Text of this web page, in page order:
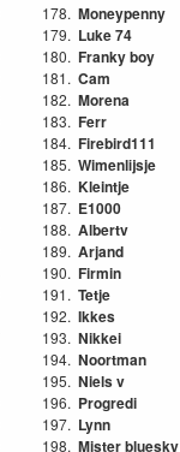
178. Moneypenny
179. Luke 74
180. Franky boy
181. Cam
182. Morena
183. Ferr
184. Firebird111
185. Wimenlijsje
186. Kleintje
187. E1000
188. Albertv
189. Arjand
190. Firmin
191. Tetje
192. Ikkes
193. Nikkei
194. Noortman
195. Niels v
196. Progredi
197. Lynn
198. Mister bluesky